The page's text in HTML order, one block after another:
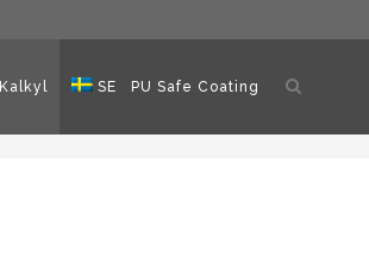
Öppna
Kalkyl SE PU Safe Coating